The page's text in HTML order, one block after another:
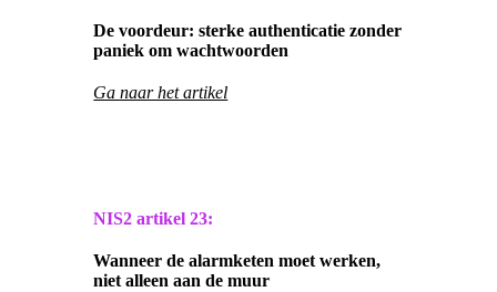
De voordeur: sterke authenticatie zonder
paniek om wachtwoorden
Ga naar het artikel
NIS2 artikel23:
Wanneer de alarmketen moet werken,
niet alleen aan de muur